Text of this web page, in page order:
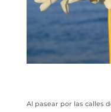
Al pasear por las calles